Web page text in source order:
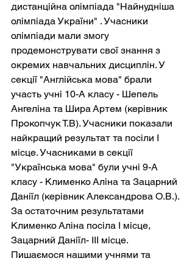
дистанційна олімпіада "Найнудніша
олімпіада України" . Учасники
олімпіади мали змогу
продемонструвати свої знання з
окремих навчальних дисциплін. У
секції "Англійська мова" брали
участь учні 10-А класу - Шепель
Ангеліна та Шира Артем (керівник
Прокопчук Т.В). Учасники показали
найкращий результат та посіли І
місце. Учасниками в секції
"Українська мова" були учні 9-А
класу - Клименко Аліна та Зацарний
Даніїл (керівник Александрова О.В.).
За остаточним результатами
Клименко Аліна посіла І місце,
Зацарний Даніїл- ІІІ місце.
Пишаємося нашими учнями та